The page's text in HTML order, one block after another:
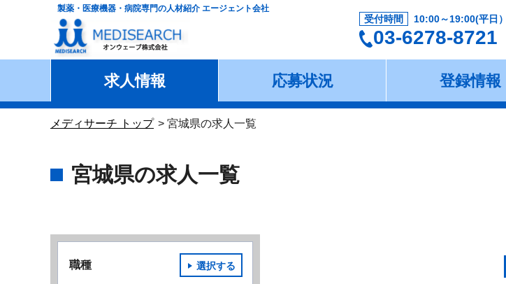
製薬・医療機器・病院専門の人材紹介 エージェント会社
受付時間 10:00～19:00(平日）
03-6278-8721
求人情報 応募状況 登録情報
メディサーチ トップ 宮城県の求人一覧
宮城県の求人一覧
職種 選択する